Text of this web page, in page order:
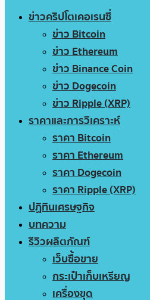
ข่าวคริปโตเคอเรนซี่
ข่าว Bitcoin
ข่าว Ethereum
ข่าว Binance Coin
ข่าว Dogecoin
ข่าว Ripple (XRP)
ราคาและการวิเคราะห์
ราคา Bitcoin
ราคา Ethereum
ราคา Dogecoin
ราคา Ripple (XRP)
ปฏิทินเศรษฐกิจ
บทความ
รีวิวผลิตภัณฑ์
เว็บซื้อขาย
กระเป๋าเก็บเหรียญ
เครื่องขุด